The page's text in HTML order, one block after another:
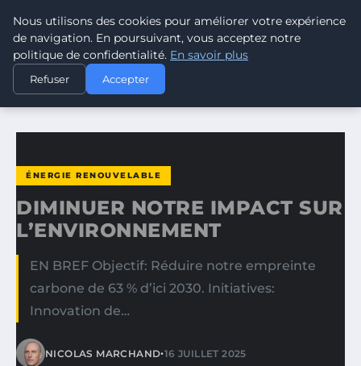
CLIMATE RESPONSE BLOG
ACCUEIL
ÉNERGIE RENOUVELABLE
DIMINUER NOTRE IMPACT SUR L’ENVIRONNEMENT
ÉNERGIE RENOUVELABLE
DIMINUER NOTRE IMPACT SUR
L’ENVIRONNEMENT
EN BREF Objectif: Réduire notre empreinte
carbone de 63 % d’ici 2030. Initiatives:
Innovation de…
NICOLAS MARCHAND•16 JUILLET 2025
Nous utilisons des cookies pour améliorer votre expérience
de navigation. En poursuivant, vous acceptez notre
politique de confidentialité. En savoir plus
Refuser Accepter